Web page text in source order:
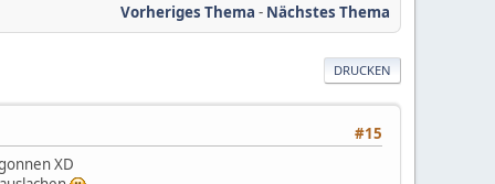
Vorheriges Thema - Nächstes Thema
DRUCKEN
#15
XD